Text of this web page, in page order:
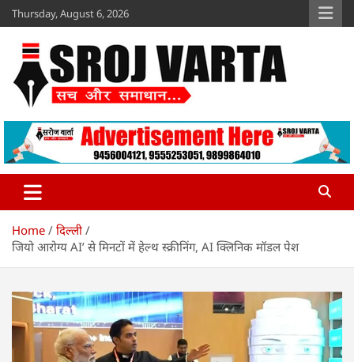
Skip
to
content
Thursday, August 6, 2026
Sroj Varta
www.srojvarta.in
Home
दिल्ली
जियो आरोग्य AI’ से मिनटों में हेल्थ स्क्रीनिंग, AI क्लिनिक मॉडल पेश